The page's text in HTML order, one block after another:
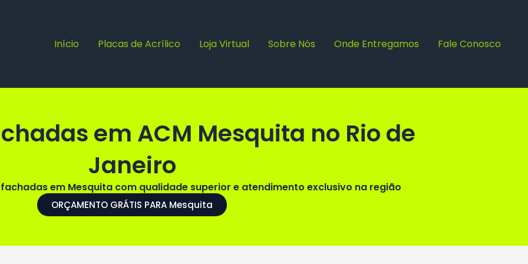
Início Placas de Acrílico Loja Virtual Sobre Nós Onde Entregamos Fale Conosco
em ACM Mesquita no Rio de
Janeiro
em Mesquita com qualidade superior e atendimento exclusivo na região
ORÇAMENTO GRÁTIS PARA Mesquita